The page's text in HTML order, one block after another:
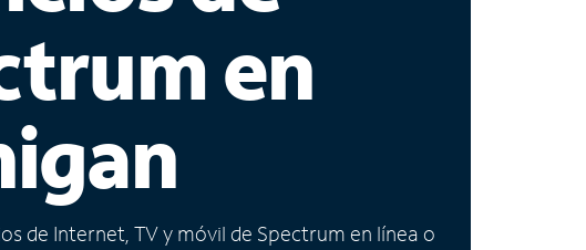
en
de Internet, TV y móvil de Spectrum en línea o